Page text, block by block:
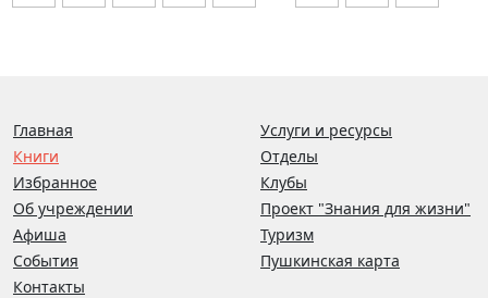
Главная
Книги
Избранное
Об учреждении
Афиша
События
Контакты
Услуги и ресурсы
Отделы
Клубы
Проект "Знания для жизни"
Туризм
Пушкинская карта